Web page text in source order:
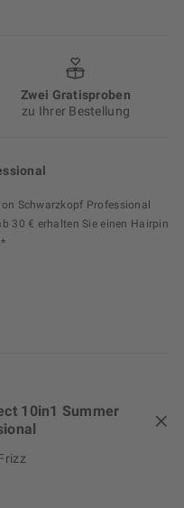
Zwei Gratisproben
zu Ihrer Bestellung
Schwarzkopf Professional
30 € erhalten Sie einen Hairpin
10in1 Summer